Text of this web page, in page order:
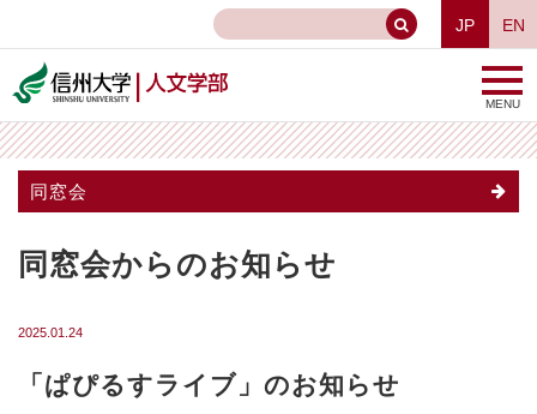
JP EN
MENU
同窓会
同窓会からのお知らせ
2025.01.24
「ぱぴるすライブ」のお知らせ